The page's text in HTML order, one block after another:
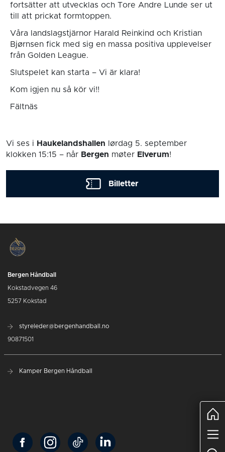
fortsätter att utvecklas och Tore Andre Lunde ser ut
till att prickat formtoppen.
Våra landslagstjärnor Harald Reinkind och Kristian
Bjørnsen fick med sig en massa positiva upplevelser
från Golden League.
Slutspelet kan starta – Vi är klara!
Kom igjen nu så kör vi!!
Fältnäs
Vi ses i Haukelandshallen lørdag 5. september
klokken 15:15 – når Bergen møter Elverum!
Billetter
Bergen Håndball
Kokstadvegen 46
5257 Kokstad
styreleder@bergenhandball.no
90871501
Kamper Bergen Håndball